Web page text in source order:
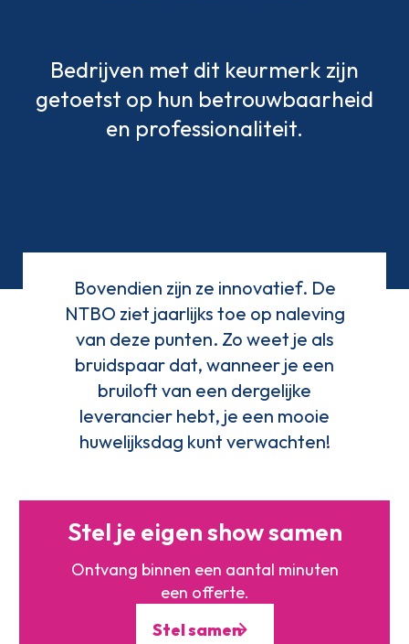
Bedrijven met dit keurmerk zijn
getoetst op hun betrouwbaarheid
en professionaliteit.
Bovendien zijn ze innovatief. De
NTBO ziet jaarlijks toe op naleving
van deze punten. Zo weet je als
bruidspaar dat, wanneer je een
bruiloft van een dergelijke
leverancier hebt, je een mooie
huwelijksdag kunt verwachten!
Stel je eigen show samen
Ontvang binnen een aantal minuten
een offerte.
Stel samen